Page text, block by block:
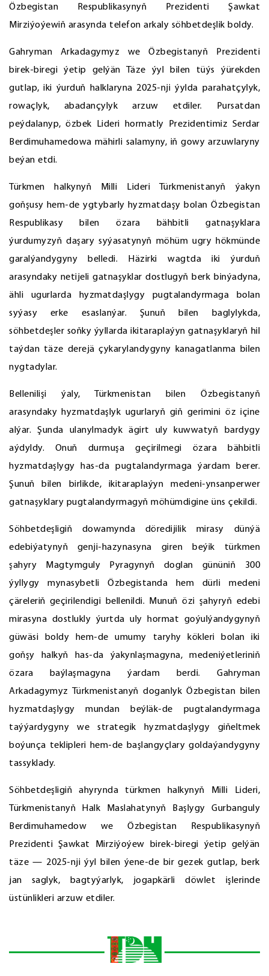
Özbegistan Respublikasynyň Prezidenti Şawkat
Mirziýoýewiň arasynda telefon arkaly söhbetdeşlik boldy.
Gahryman Arkadagymyz we Özbegistanyň Prezidenti
birek-biregi ýetip gelýän Täze ýyl bilen tüýs ýürekden
gutlap, iki ýurduň halklaryna 2025-nji ýylda parahatçylyk,
rowaçlyk, abadançylyk arzuw etdiler. Pursatdan
peýdalanyp, özbek Lideri hormatly Prezidentimiz Serdar
Berdimuhamedowa mähirli salamyny, iň gowy arzuwlaryny
beýan etdi.
Türkmen halkynyň Milli Lideri Türkmenistanyň ýakyn
goňşusy hem-de ygtybarly hyzmatdaşy bolan Özbegistan
Respublikasy bilen özara bähbitli gatnaşyklara
ýurdumyzyň daşary syýasatynyň möhüm ugry hökmünde
garalýandygyny belledi. Häzirki wagtda iki ýurduň
arasyndaky netijeli gatnaşyklar dostlugyň berk binýadyna,
ähli ugurlarda hyzmatdaşlygy pugtalandyrmaga bolan
syýasy erke esaslanýar. Şunuň bilen baglylykda,
söhbetdeşler soňky ýyllarda ikitaraplaýyn gatnaşyklaryň hil
taýdan täze derejä çykarylandygyny kanagatlanma bilen
nygtadylar.
Bellenilişi ýaly, Türkmenistan bilen Özbegistanyň
arasyndaky hyzmatdaşlyk ugurlaryň giň gerimini öz içine
alýar. Şunda ulanylmadyk ägirt uly kuwwatyň bardygy
aýdyldy. Onuň durmuşa geçirilmegi özara bähbitli
hyzmatdaşlygy has-da pugtalandyrmaga ýardam berer.
Şunuň bilen birlikde, ikitaraplaýyn medeni-ynsanperwer
gatnaşyklary pugtalandyrmagyň möhümdigine üns çekildi.
Söhbetdeşligiň dowamynda döredijilik mirasy dünýä
edebiýatynyň genji-hazynasyna giren beýik türkmen
şahyry Magtymguly Pyragynyň doglan gününiň 300
ýyllygy mynasybetli Özbegistanda hem dürli medeni
çäreleriň geçirilendigi bellenildi. Munuň özi şahyryň edebi
mirasyna dostlukly ýurtda uly hormat goýulýandygynyň
güwäsi boldy hem-de umumy taryhy kökleri bolan iki
goňşy halkyň has-da ýakynlaşmagyna, medeniýetleriniň
özara baýlaşmagyna ýardam berdi. Gahryman
Arkadagymyz Türkmenistanyň doganlyk Özbegistan bilen
hyzmatdaşlygy mundan beýläk-de pugtalandyrmaga
taýýardygyny we strategik hyzmatdaşlygy giňeltmek
boýunça teklipleri hem-de başlangyçlary goldaýandygyny
tassyklady.
Söhbetdeşligiň ahyrynda türkmen halkynyň Milli Lideri,
Türkmenistanyň Halk Maslahatynyň Başlygy Gurbanguly
Berdimuhamedow we Özbegistan Respublikasynyň
Prezidenti Şawkat Mirziýoýew birek-biregi ýetip gelýän
täze — 2025-nji ýyl bilen ýene-de bir gezek gutlap, berk
jan saglyk, bagtyýarlyk, jogapkärli döwlet işlerinde
üstünlikleri arzuw etdiler.